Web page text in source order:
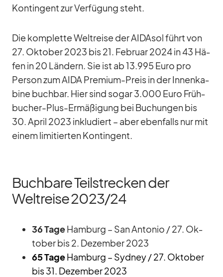
Kon­tin­gent zur Ver­fü­gung steht.
Die kom­plette Welt­reise der AI­DA­sol führt von
27. Ok­to­ber 2023 bis 21. Fe­bruar 2024 in 43 Hä­
fen in 20 Län­dern. Sie ist ab 13.995 Euro pro
Per­son zum AIDA Pre­mium-Preis in der In­nen­ka­
bine buch­bar. Hier sind so­gar 3.000 Euro Früh­
bu­cher-Plus-Er­mä­ßi­gung bei Bu­chun­gen bis
30. April 2023 in­klu­diert – aber eben­falls nur mit
ei­nem li­mi­tier­ten Kon­tin­gent.
Buchbare Teilstrecken der
Weltreise 2023/​24
36 TageHam­burg – San An­to­nio /​ 27. Ok­
to­ber bis 2. De­zem­ber 2023
65 TageHam­burg – Syd­ney /​ 27. Ok­to­ber
bis 31. De­zem­ber 2023